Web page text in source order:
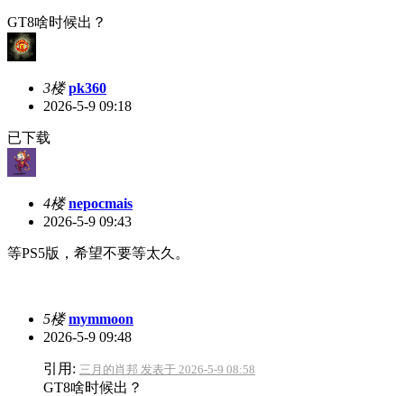
GT8啥时候出？
3楼 pk360
2026-5-9 09:18
已下载
4楼 nepocmais
2026-5-9 09:43
等PS5版，希望不要等太久。
5楼 mymmoon
2026-5-9 09:48
引用: 三月的肖邦 发表于 2026-5-9 08:58
GT8啥时候出？